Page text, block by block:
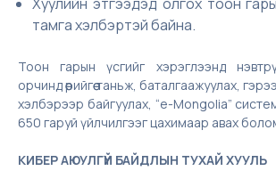
тамга хэлбэртэй байна.
Тоон гарын үсгийг хэрэглээнд
орчинд өөрийгөө таньж, баталгаажуулах,
хэлбэрээр байгуулах, “e-Mongolia”
650 гаруй үйлчилгээг цахимаар авах
КИБЕР АЮУЛГҮЙ БАЙДЛЫН ТУХАЙ ХУУЛЬ